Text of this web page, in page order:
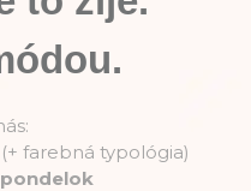
(+ farebná typológia)